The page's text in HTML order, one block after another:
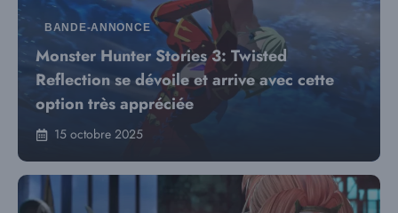
BANDE-ANNONCE
Monster Hunter Stories 3: Twisted
Reflection se dévoile et arrive avec cette
option très appréciée
15 octobre 2025